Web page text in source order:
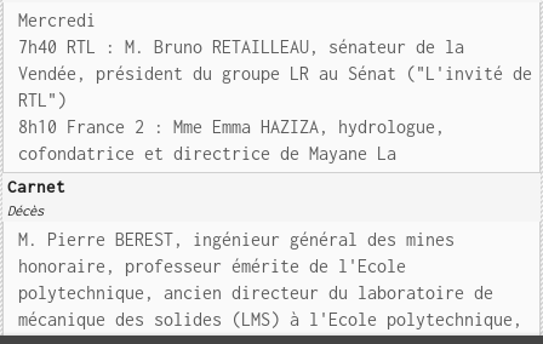
Mercredi
7h40 RTL : M. Bruno RETAILLEAU, sénateur de la
Vendée, président du groupe LR au Sénat ("L'invité de
RTL")
8h10 France 2 : Mme Emma HAZIZA, hydrologue,
cofondatrice et directrice de Mayane La
Carnet
Décès
M. Pierre BEREST, ingénieur général des mines
honoraire, professeur émérite de l'Ecole
polytechnique, ancien directeur du laboratoire de
mécanique des solides (LMS) à l'Ecole polytechnique,